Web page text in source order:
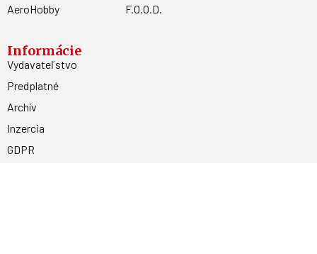
AeroHobby
F.O.O.D.
Informácie
Vydavateľstvo
Predplatné
Archív
Inzercia
GDPR